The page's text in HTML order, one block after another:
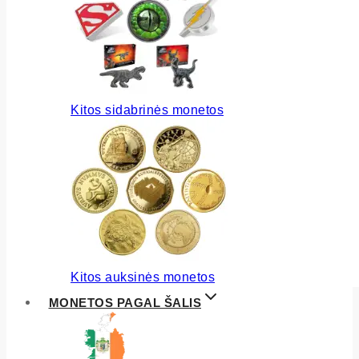
Kitos sidabrinės monetos
Kitos auksinės monetos
MONETOS PAGAL ŠALIS